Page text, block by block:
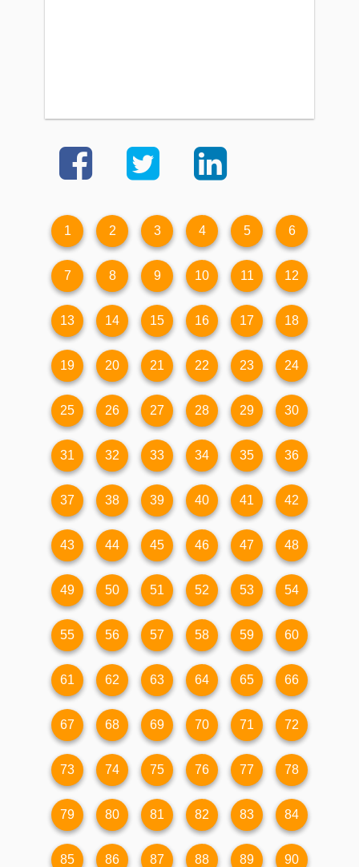
1 2 3 4 5 6
7 8 9 10 11 12
13 14 15 16 17 18
19 20 21 22 23 24
25 26 27 28 29 30
31 32 33 34 35 36
37 38 39 40 41 42
43 44 45 46 47 48
49 50 51 52 53 54
55 56 57 58 59 60
61 62 63 64 65 66
67 68 69 70 71 72
73 74 75 76 77 78
79 80 81 82 83 84
85 86 87 88 89 90